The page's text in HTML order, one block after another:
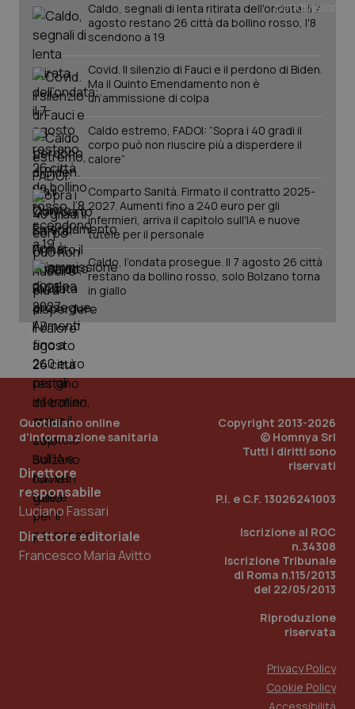
Caldo, segnali di lenta ritirata dell'ondata: il 7
agosto restano 26 città da bollino rosso, l'8
scendono a 19
Covid. Il silenzio di Fauci e il perdono di Biden.
Ma il Quinto Emendamento non è
un’ammissione di colpa
Caldo estremo, FADOI: “Sopra i 40 gradi il
corpo può non riuscire più a disperdere il
calore”
Comparto Sanità. Firmato il contratto 2025-
2027. Aumenti fino a 240 euro per gli
infermieri, arriva il capitolo sull'IA e nuove
tutele per il personale
Caldo, l’ondata prosegue. Il 7 agosto 26 città
restano da bollino rosso, solo Bolzano torna
in giallo
Quotidiano online
d'informazione sanitaria
Direttore
responsabile
Luciano Fassari
Direttore editoriale
Francesco Maria Avitto
Copyright 2013-2026
© Homnya Srl
Tutti i diritti sono
riservati
P.I. e C.F. 13026241003
Iscrizione al ROC
n.34308
Iscrizione Tribunale
di Roma n.115/2013
del 22/05/2013
Riproduzione
riservata
Privacy Policy
Cookie Policy
PHPSESSID
PHP.net
_ga_KM60CM4NPH
Scadenza
1 anno 1
Questo
Scadenza